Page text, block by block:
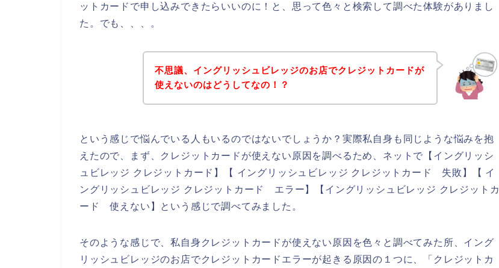
ットカードで申し込みできたらいいのに！と、思って色々と検索して調べた体験がありまし
た。でも、、、。
不思議、イングリッシュビレッジのお店でクレジットカードが
使えないのはどうしてなの！？
という感じで悩んでいる人もいるのではないでしょうか？実際私自身も同じような悩みを抱
えたので、まず、クレジットカードが使えない原因を調べるため、ネットで【イングリッシ
ュビレッジ クレジットカード】【 イングリッシュビレッジ クレジットカード 失敗】【 イ
ングリッシュビレッジ クレジットカード エラー】【イングリッシュビレッジ クレジットカ
ード 使えない】という感じで調べてみました。
そのような感じで、私自身クレジットカードが使えない原因を色々と調べてみた所、イング
リッシュビレッジのお店でクレジットカードエラーが起きる原因の１つに、「クレジットカ